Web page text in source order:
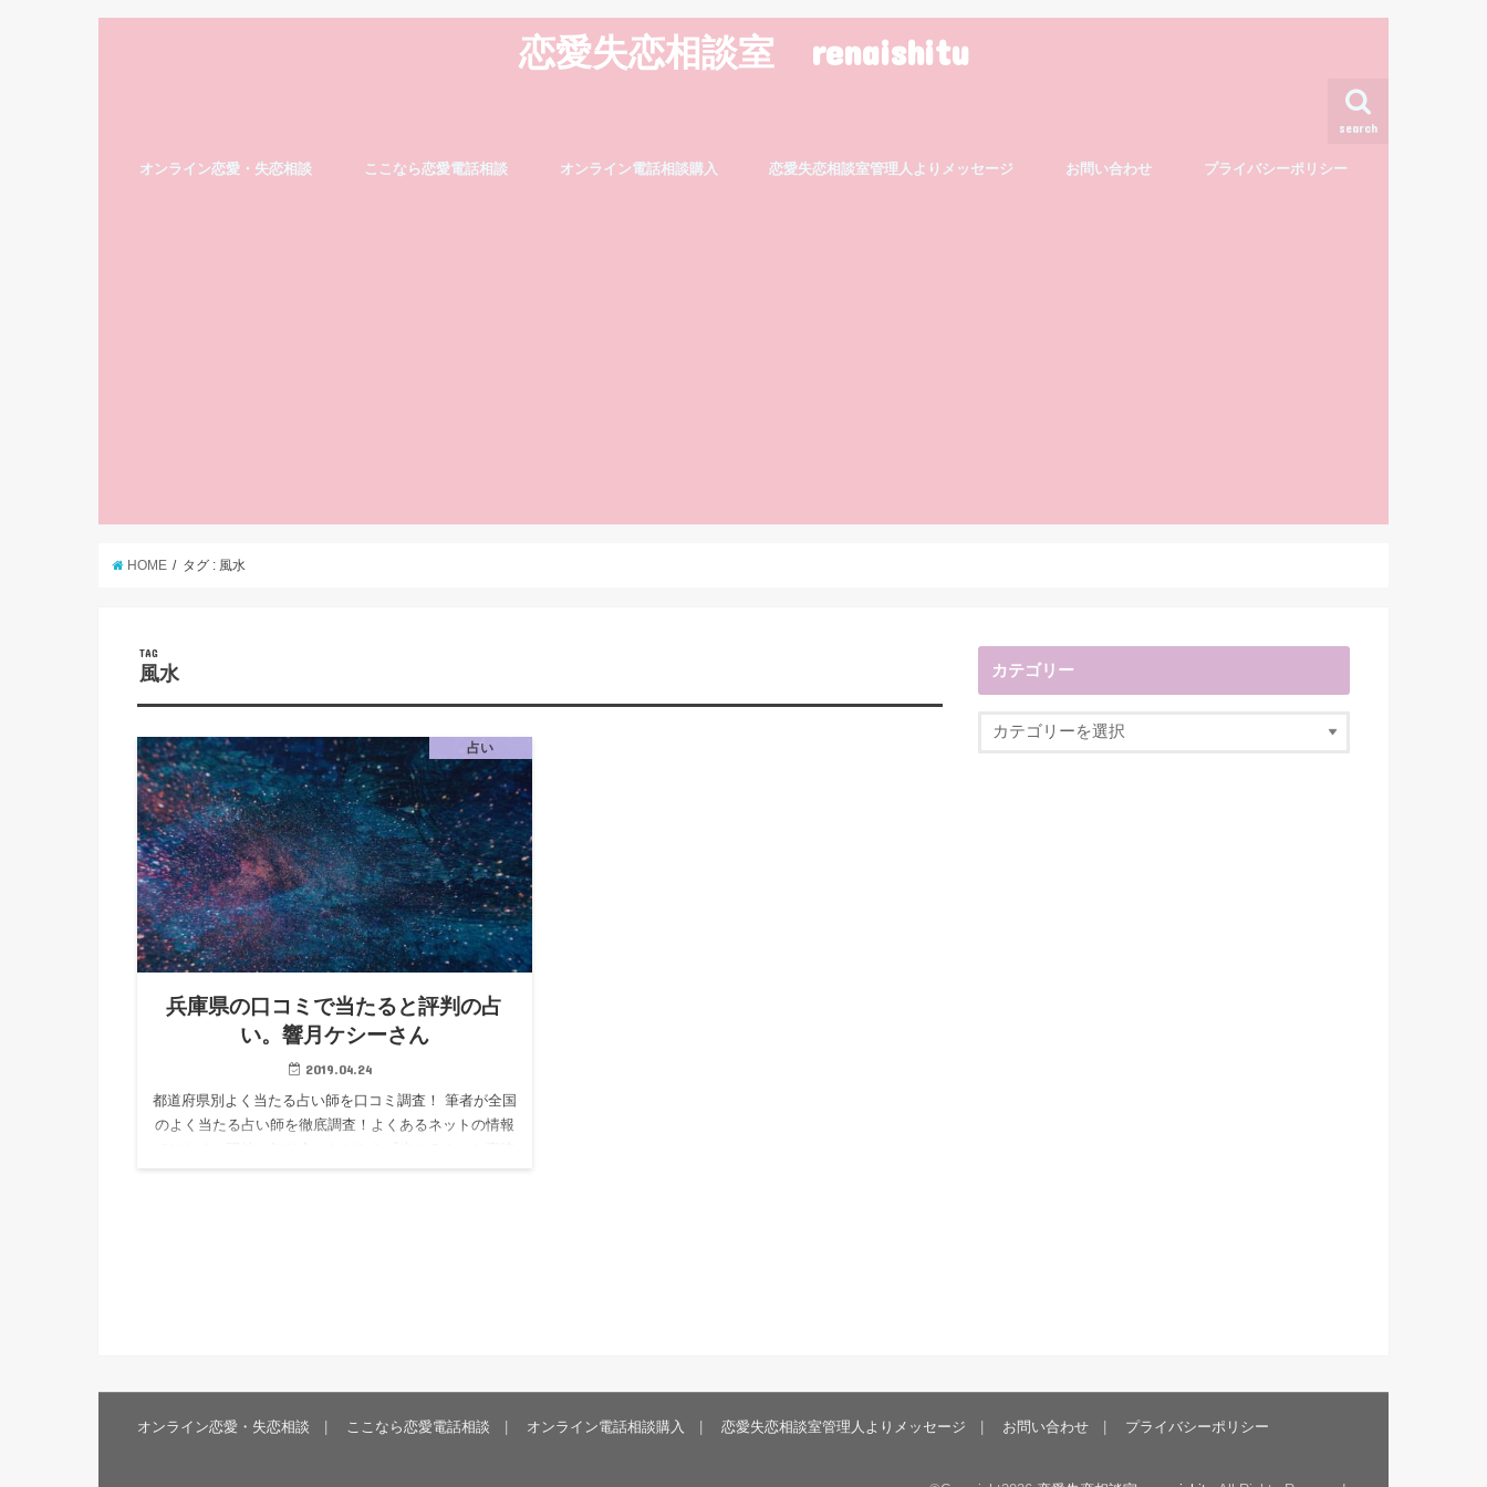
恋愛失恋相談室 renaishitu
search
オンライン恋愛・失恋相談 ここなら恋愛電話相談 オンライン電話相談購入 恋愛失恋相談室管理人よりメッセージ お問い合わせ プライバシーポリシー
HOME タグ : 風水
TAG
風水
占い
兵庫県の口コミで当たると評判の占
い。響月ケシーさん
2019.04.24
都道府県別よく当たる占い師を口コミ調査！ 筆者が全国
のよく当たる占い師を徹底調査！よくあるネットの情報
カテゴリー
オンライン恋愛・失恋相談 ここなら恋愛電話相談 オンライン電話相談購入 恋愛失恋相談室管理人よりメッセージ お問い合わせ プライバシーポリシー